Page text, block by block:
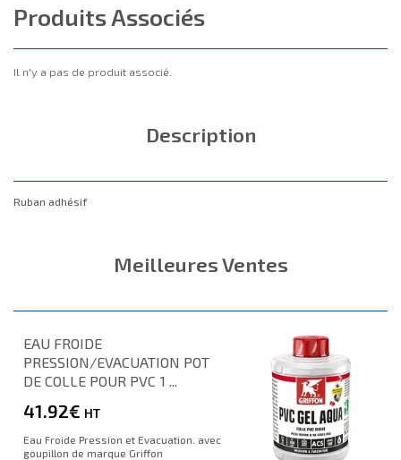
Produits Associés
Il n'y a pas de produit associé.
Description
Ruban adhésif
Meilleures Ventes
EAU FROIDE
PRESSION/EVACUATION POT
DE COLLE POUR PVC 1 ...
41.92€ HT
Eau Froide Pression et Evacuation. avec
goupillon de marque Griffon